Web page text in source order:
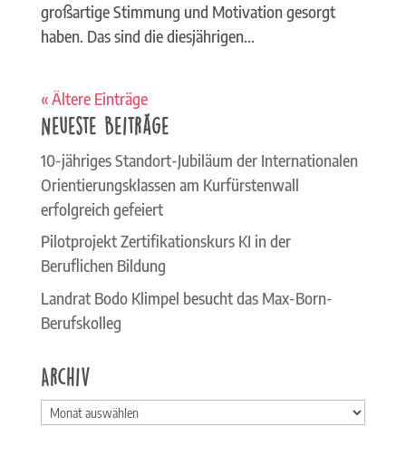
großartige Stimmung und Motivation gesorgt
haben. Das sind die diesjährigen...
« Ältere Einträge
Neueste Beiträge
10-jähriges Standort-Jubiläum der Internationalen
Orientierungsklassen am Kurfürstenwall
erfolgreich gefeiert
Pilotprojekt Zertifikationskurs KI in der
Beruflichen Bildung
Landrat Bodo Klimpel besucht das Max-Born-
Berufskolleg
Archiv
Archiv